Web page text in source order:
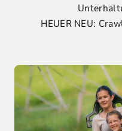
HEUER NEU: